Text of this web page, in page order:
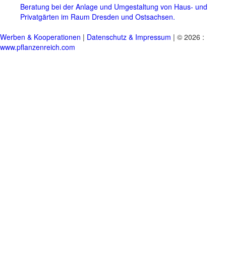
Beratung bei der Anlage und Umgestaltung von Haus- und
Privatgärten im Raum Dresden und Ostsachsen.
Werben & Kooperationen | Datenschutz & Impressum | © 2026 :
www.pflanzenreich.com